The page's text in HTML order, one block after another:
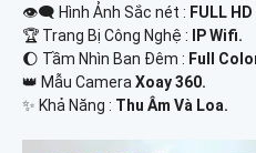
👁️‍🗨 Hình Ảnh Sắc nét : FULL
🏆 Trang Bị Công Nghệ :
IP Wifi.
🌔 Tầm Nhìn Ban Đêm : Full
👑 Mẫu Camera Xoay 360.
️✨ Khả Năng : Thu Âm Và Loa.